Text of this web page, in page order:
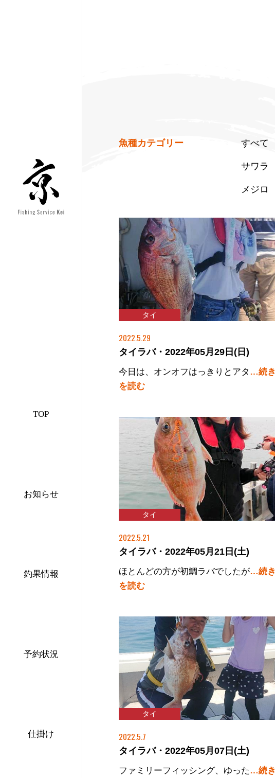
TOP
お知らせ
釣果情報
予約状況
仕掛け
魚種カテゴリー すべて
サワラ
メジロ
タイ
2022.5.29
タイラバ・2022年05月29日(日)
今日は、オンオフはっきりとアタ …続き
を読む
タイ
2022.5.21
タイラバ・2022年05月21日(土)
ほとんどの方が初鯛ラバでしたが…続き
を読む
タイ
2022.5.7
タイラバ・2022年05月07日(土)
ファミリーフィッシング、ゆった…続き